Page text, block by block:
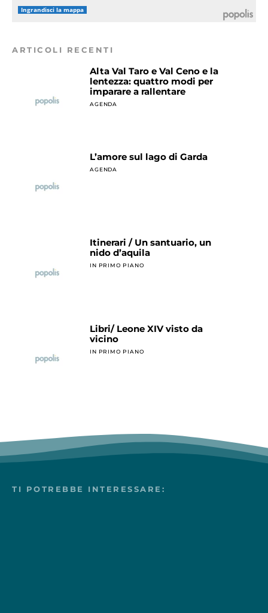
Ingrandisci la mappa
ARTICOLI RECENTI
Alta Val Taro e Val Ceno e la
lentezza: quattro modi per
imparare a rallentare
AGENDA
L’amore sul lago di Garda
AGENDA
Itinerari / Un santuario, un
nido d’aquila
IN PRIMO PIANO
Libri/ Leone XIV visto da
vicino
IN PRIMO PIANO
TI POTREBBE INTERESSARE: